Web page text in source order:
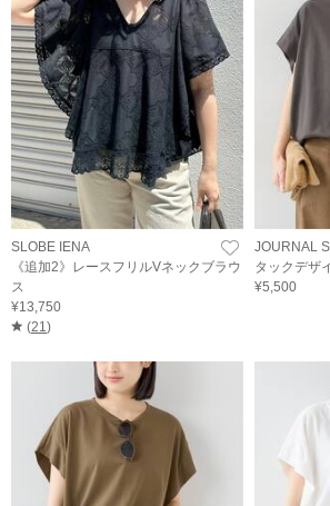
SLOBE IENA
《追加2》レースフリルVネックブラウ
ス
¥13,750
(21)
JOURNAL
タックデザ
¥5,500